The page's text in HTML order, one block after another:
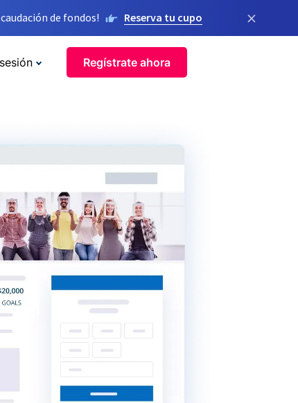
de fondos! Reserva tu cupo ×
Regístrate ahora